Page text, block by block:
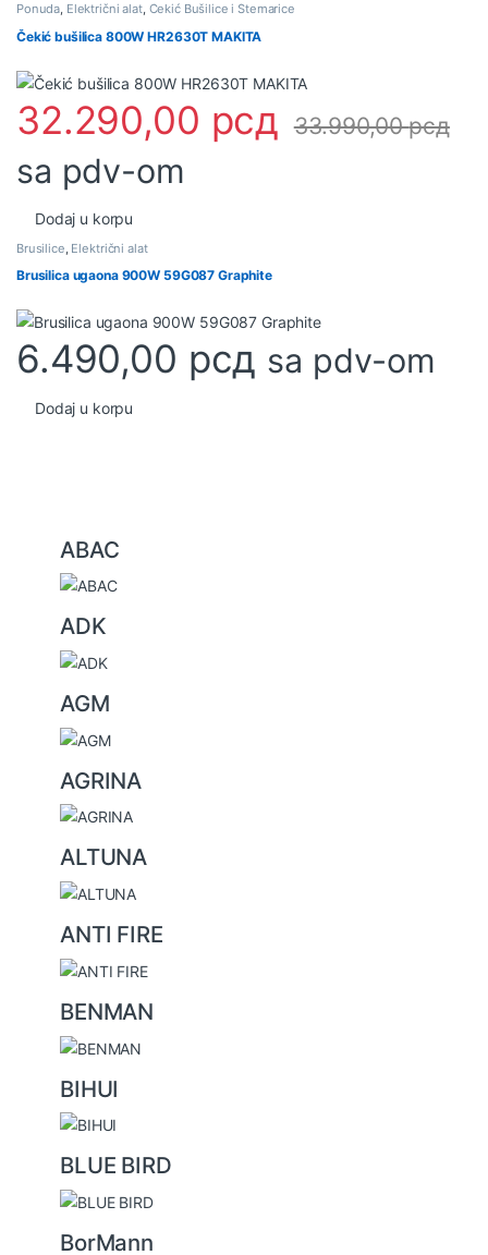
Ponuda, Električni alat, Čekić Bušilice i Štemarice
Čekić bušilica 800W HR2630T MAKITA
32.290,00 рсд 33.990,00рсд
sa pdv-om
Dodaj u korpu
Brusilice Električni alat
Brusilica ugaona 900W 59G087 Graphite
6.490,00 рсд sa pdv-om
Dodaj u korpu
ABAC
ADK
AGM
AGRINA
ALTUNA
ANTI FIRE
BENMAN
BIHUI
BLUE BIRD
BorMann